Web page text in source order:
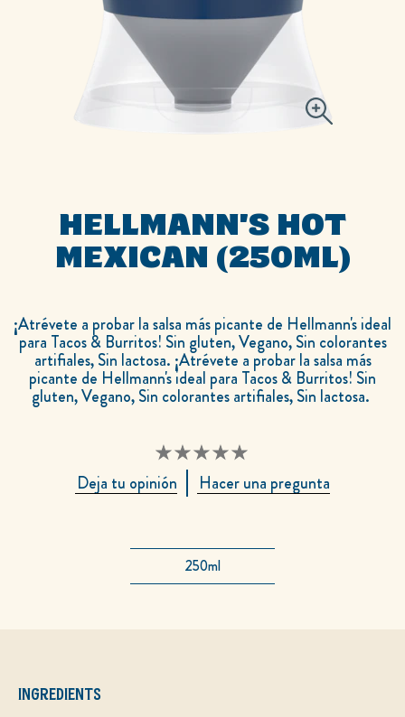
HELLMANN'S HOT
MEXICAN (250ML)
¡Atrévete a probar la salsa más picante de Hellmann's ideal
para Tacos & Burritos! Sin gluten, Vegano, Sin colorantes
artifiales, Sin lactosa. ¡Atrévete a probar la salsa más
picante de Hellmann's ideal para Tacos & Burritos! Sin
gluten, Vegano, Sin colorantes artifiales, Sin lactosa.
se
han
Deja tu opinión Hacer una pregunta
250ml
INGREDIENTS